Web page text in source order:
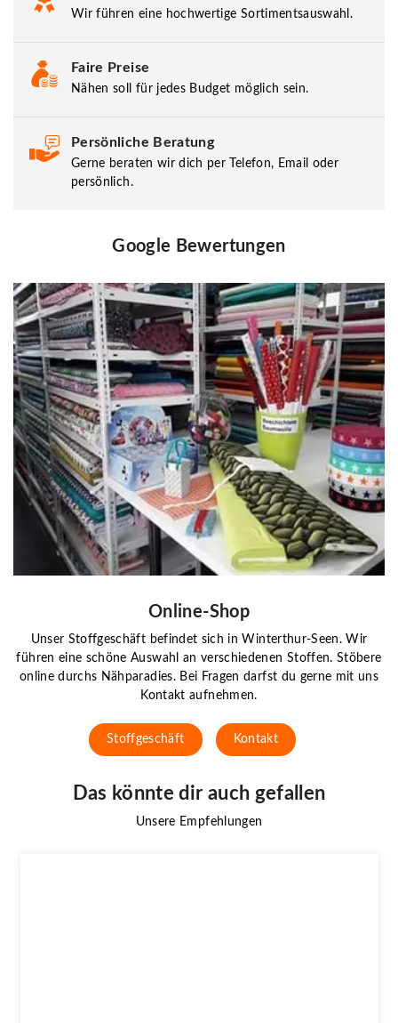
Wir führen eine hochwertige Sortimentsauswahl.
Faire Preise
Nähen soll für jedes Budget möglich sein.
Persönliche Beratung
Gerne beraten wir dich per Telefon, Email oder
persönlich.
Google Bewertungen
Online-Shop
Unser Stoffgeschäft befindet sich in Winterthur-Seen. Wir
führen eine schöne Auswahl an verschiedenen Stoffen. Stöbere
online durchs Nähparadies. Bei Fragen darfst du gerne mit uns
Kontakt aufnehmen.
Stoffgeschäft Kontakt
Das könnte dir auch gefallen
Unsere Empfehlungen